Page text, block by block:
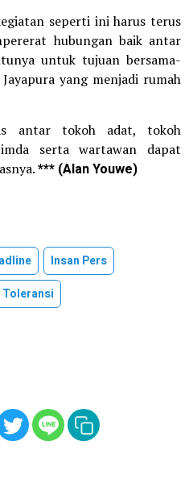
seperti ini harus terus
hubungan baik antar
untuk tujuan bersama-
yang menjadi rumah
antar tokoh adat, tokoh
serta wartawan dapat
*** (Alan Youwe)
Insan Pers
Toleransi